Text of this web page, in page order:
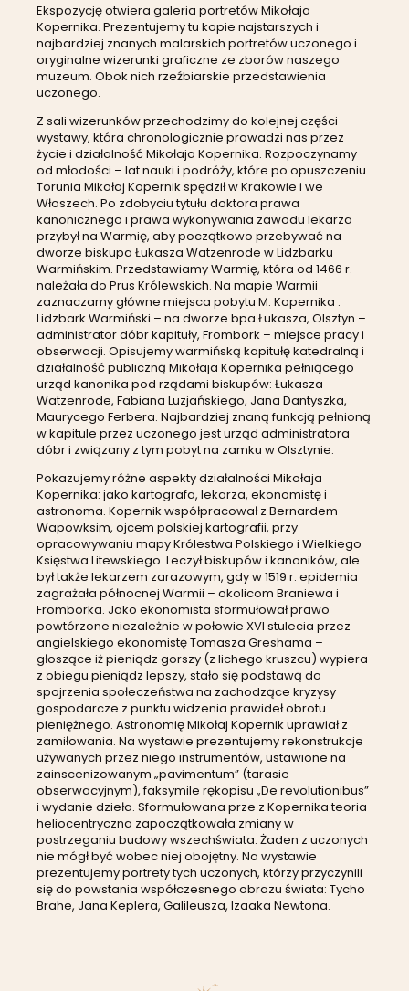
Ekspozycję otwiera galeria portretów Mikołaja
Kopernika. Prezentujemy tu kopie najstarszych i
najbardziej znanych malarskich portretów uczonego i
oryginalne wizerunki graficzne ze zborów naszego
muzeum. Obok nich rzeźbiarskie przedstawienia
uczonego.
Z sali wizerunków przechodzimy do kolejnej części
wystawy, która chronologicznie prowadzi nas przez
życie i działalność Mikołaja Kopernika. Rozpoczynamy
od młodości – lat nauki i podróży, które po opuszczeniu
Torunia Mikołaj Kopernik spędził w Krakowie i we
Włoszech. Po zdobyciu tytułu doktora prawa
kanonicznego i prawa wykonywania zawodu lekarza
przybył na Warmię, aby początkowo przebywać na
dworze biskupa Łukasza Watzenrode w Lidzbarku
Warmińskim. Przedstawiamy Warmię, która od 1466 r.
należała do Prus Królewskich. Na mapie Warmii
zaznaczamy główne miejsca pobytu M. Kopernika :
Lidzbark Warmiński – na dworze bpa Łukasza, Olsztyn –
administrator dóbr kapituły, Frombork – miejsce pracy i
obserwacji. Opisujemy warmińską kapitułę katedralną i
działalność publiczną Mikołaja Kopernika pełniącego
urząd kanonika pod rządami biskupów: Łukasza
Watzenrode, Fabiana Luzjańskiego, Jana Dantyszka,
Maurycego Ferbera. Najbardziej znaną funkcją pełnioną
w kapitule przez uczonego jest urząd administratora
dóbr i związany z tym pobyt na zamku w Olsztynie.
Pokazujemy różne aspekty działalności Mikołaja
Kopernika: jako kartografa, lekarza, ekonomistę i
astronoma. Kopernik współpracował z Bernardem
Wapowksim, ojcem polskiej kartografii, przy
opracowywaniu mapy Królestwa Polskiego i Wielkiego
Księstwa Litewskiego. Leczył biskupów i kanoników, ale
był także lekarzem zarazowym, gdy w 1519 r. epidemia
zagrażała północnej Warmii – okolicom Braniewa i
Fromborka. Jako ekonomista sformułował prawo
powtórzone niezależnie w połowie XVI stulecia przez
angielskiego ekonomistę Tomasza Greshama –
głoszące iż pieniądz gorszy (z lichego kruszcu) wypiera
z obiegu pieniądz lepszy, stało się podstawą do
spojrzenia społeczeństwa na zachodzące kryzysy
gospodarcze z punktu widzenia prawideł obrotu
pieniężnego. Astronomię Mikołaj Kopernik uprawiał z
zamiłowania. Na wystawie prezentujemy rekonstrukcje
używanych przez niego instrumentów, ustawione na
zainscenizowanym „pavimentum” (tarasie
obserwacyjnym), faksymile rękopisu „De revolutionibus”
i wydanie dzieła. Sformułowana prze z Kopernika teoria
heliocentryczna zapoczątkowała zmiany w
postrzeganiu budowy wszechświata. Żaden z uczonych
nie mógł być wobec niej obojętny. Na wystawie
prezentujemy portrety tych uczonych, którzy przyczynili
się do powstania współczesnego obrazu świata: Tycho
Brahe, Jana Keplera, Galileusza, Izaaka Newtona.